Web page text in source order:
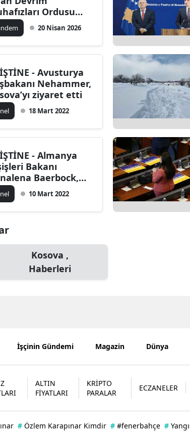
Bingöl
Bitlis
Bolu
Burdur
Bursa
Çanakkale
Çankırı
Çorum
Denizli
Diyarbakır
Erzincan
Erzurum
Giresun
Gümüşhane
Isparta
Ordusu
örgütü ilan edildi
20 Nisan 2026
- Avusturya
Nehammer,
ziyaret etti
18 Mart 2022
- Almanya
Bakanı
Baerbock,
10 Mart 2022
Kosova ,
Haberleri
İşçinin Gündemi Magazin Dünya
ALTIN
FİYATLARI
KRİPTO
PARALAR
ECZANELER
# Özlem Karapınar Kimdir # #fenerbahçe #